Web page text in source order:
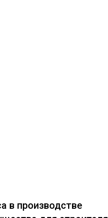
в производстве